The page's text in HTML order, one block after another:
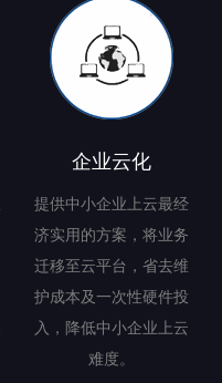
企业云化
提供中小企业上云最经
济实用的方案，将业务
迁移至云平台，省去维
护成本及一次性硬件投
入，降低中小企业上云
难度。